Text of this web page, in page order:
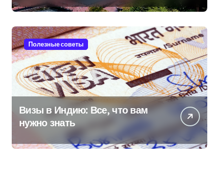
Полезные советы
Визы в Индию: Все, что вам
нужно знать